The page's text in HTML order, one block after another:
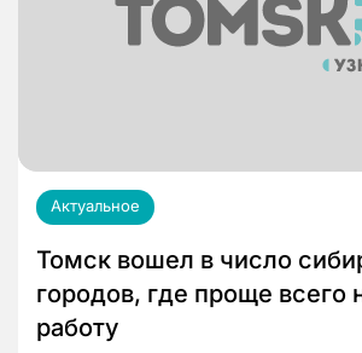
Актуальное
Томск вошел в число
городов, где проще всего
работу